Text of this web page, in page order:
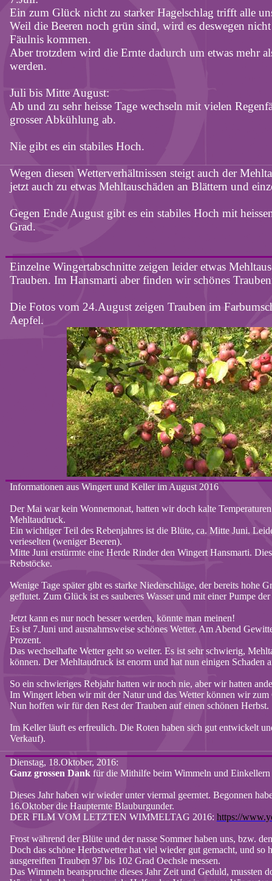
Ein zum Glück nicht zu starker Hagelschlag trifft alle
Weil die Beeren noch grün sind, wird es deswegen
Fäulnis kommen.
Aber trotzdem wird die Ernte dadurch um etwas mehr
werden.
Juli bis Mitte August:
Ab und zu sehrheisseTage wechseln mit vielen
grosserAbkühlung ab.
Nie gibt es ein stabiles Hoch.
Wegen diesen Wetterverhältnissen steigt auch der
jetzt auch zu etwas Mehltauschäden an Blättern und
Gegen Ende August gibt es ein stabiles Hoch mit
Grad.
Einzelne Wingertabschnittezeigen leider etwas
Trauben. Im Hansmarti aber finden wir schönes
Die Fotos vom 24.August zeigen Trauben im
Aepfel.
Informationen aus Wingert und Keller im August 2016
Der Mai war kein Wonnemonat, hatten wir doch kalte
Mehltaudruck.
Ein wichtiger Teil des Rebenjahres ist die Blüte, ca. Mitte Juni.
verieselten (weniger Beeren).
Mitte Juni erstürmte eine Herde Rinder den Wingert Hansmarti.
Rebstöcke.
Wenige Tage später gibt es starke Niederschläge, der bereits hohe
geflutet. Zum Glück ist es sauberes Wasser und mit einer Pumpe
Jetzt kann es nur noch besser werden, könnte man meinen!
Es ist 7.Juni und ausnahmsweise schönes Wetter. Am Abend
Prozent.
Das wechselhafte Wetter geht so weiter. Es ist sehr schwierig,
können. Der Mehltaudruck ist enorm und hat nun einigen Schaden
So ein schwieriges Rebjahrhatten wir noch nie, aber wir hatten
Im Wingert leben wir mit der Natur und das Wetter können wir
Nun hoffen wir für den Rest der Trauben auf einen schönen Herbst.
Im Keller läuft es erfreulich. Die Roten haben sich gut entwickelt
Verkauf).
Dienstag, 18.Oktober, 2016:
Ganz grossen Dankfür die Mithilfe beim Wimmeln und Einkellern
Dieses Jahr haben wir wieder unter viermal geerntet. Begonnen
16.Oktober die Haupternte Blauburgunder.
DER FILM VOM LETZTEN WIMMELTAG 2016: https://
Frost während der Blüte und der nasse Sommer haben uns, bzw.
Doch das schöne Herbstwetter hat viel wieder gut gemacht, und
ausgereiften Trauben 97 bis 102 Grad Oechsle messen.
Das Wimmeln beanspruchte dieses Jahr Zeit und Geduld,